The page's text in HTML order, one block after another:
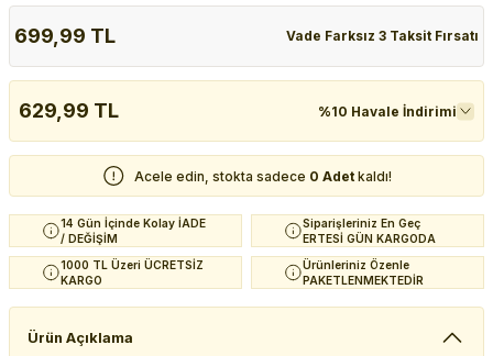
699,99 TL Vade Farksız 3 Taksit Fırsatı
629,99 TL %10 Havale İndirimi
Acele edin, stokta sadece 0 Adet kaldı!
14 Gün İçinde Kolay İADE
/ DEĞİŞİM
Siparişleriniz En Geç
ERTESİ GÜN KARGODA
1000 TL Üzeri ÜCRETSİZ
KARGO
Ürünleriniz Özenle
PAKETLENMEKTEDİR
Ürün Açıklama